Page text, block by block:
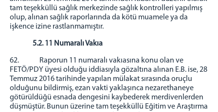
tam teşekküllü sağlık merkezinde sağlık kontrolleri yapılmış
olup, alınan sağlık raporlarında da kötü muamele ya da
işkence izine rastlanmamıştır.
5.2. 11 Numaralı Vakıa
62. Raporun 11 numaralı vakıasına konu olan ve
FETÖ/PDY üyesi olduğu iddiasıyla gözaltına alınan E.B. ise, 28
Temmuz 2016 tarihinde yapılan mülakat sırasında oruçlu
olduğunu bildirmiş, ezan vakti yaklaşınca nezarethaneye
götürüldüğü esnada dengesini kaybederek merdivenlerden
düşmüştür. Bunun üzerine tam teşekküllü Eğitim ve Araştırma